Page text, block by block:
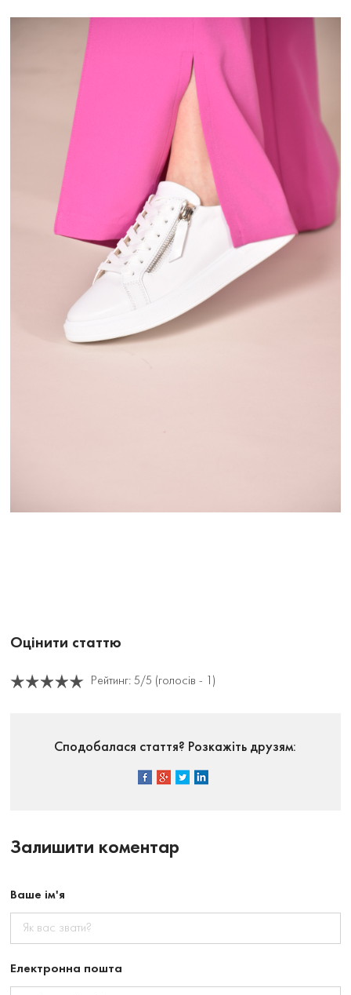
Оцінити статтю
Рейтинг:5 /5 (голосів - )
Сподобалася стаття? Розкажіть друзям:
Залишити коментар
Ваше ім'я
Електронна пошта